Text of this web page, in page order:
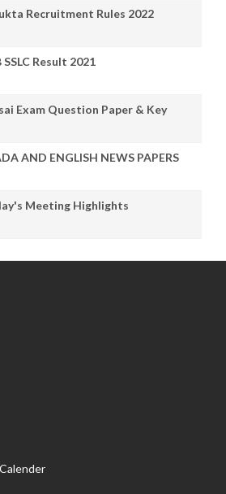
Recruitment Rules 2022
Result 2021
Exam Question Paper & Key
AND ENGLISH NEWS PAPERS
Meeting Highlights